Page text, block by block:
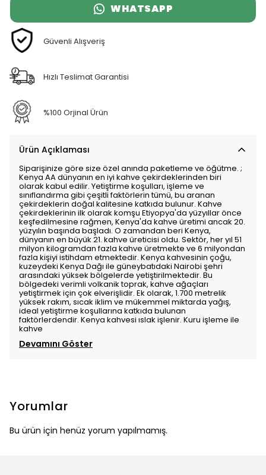
WHATSAPP
Güvenli Alışveriş
Hızlı Teslimat Garantisi
%100 Orjinal Ürün
Ürün Açıklaması
Siparişinize göre size özel anında paketleme ve öğütme. ;
Kenya AA dünyanın en iyi kahve çekirdeklerinden biri
olarak kabul edilir. Yetiştirme koşulları, işleme ve
sınıflandırma gibi çeşitli faktörlerin tümü, bu aranan
çekirdeklerin doğal kalitesine katkıda bulunur. Kahve
çekirdeklerinin ilk olarak komşu Etiyopya'da yüzyıllar önce
keşfedilmesine rağmen, Kenya'da kahve üretimi ancak 20.
yüzyılın başında başladı. O zamandan beri Kenya,
dünyanın en büyük 21. kahve üreticisi oldu. Sektör, her yıl 51
milyon kilogramdan fazla kahve üretmekte ve 6 milyondan
fazla kişiyi istihdam etmektedir. Kenya kahvesinin çoğu,
kuzeydeki Kenya Dağı ile güneybatıdaki Nairobi şehri
arasındaki yüksek bölgelerde yetiştirilmektedir. Bu
bölgedeki verimli volkanik toprak, kahve ağaçları
yetiştirmek için çok elverişlidir. Ek olarak, 1.700 metrelik
yüksek rakım, sıcak iklim ve mükemmel miktarda yağış,
ideal yetiştirme koşullarına katkıda bulunan
faktörlerdendir. Kenya kahvesi ıslak işlenir. Kuru işleme ile
kahve
Devamını Göster
Yorumlar
Bu ürün için henüz yorum yapılmamış.